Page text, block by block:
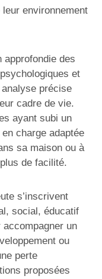
leur environnement
approfondie des
et
précise
cadre de vie.
ayant subi un
charge adaptée
sa maison ou à
de facilité.
s’inscrivent
social, éducatif
un
ou
perte
proposées